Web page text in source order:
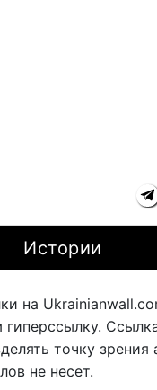
Истории
на
точку зрения
не несет.